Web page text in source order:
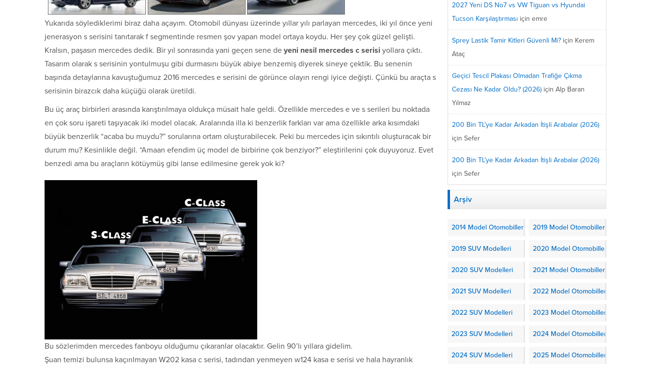
Yukarıda söylediklerimi biraz daha açayım. Otomobil dünyası üzerinde yıllar yılı parlayan mercedes, iki yıl önce yeni
jenerasyon s serisini tanıtarak f segmentinde resmen şov yapan model ortaya koydu. Her şey çok güzel gelişti.
Kralsın, paşasın mercedes dedik. Bir yıl sonrasında yani geçen sene de yeni nesil mercedes c serisi yollara çıktı.
Tasarım olarak s serisinin yontulmuşu gibi durmasını büyük abiye benzemiş diyerek sineye çektik. Bu senenin
başında detaylarına kavuştuğumuz 2016 mercedes e serisini de görünce olayın rengi iyice değişti. Çünkü bu araçta s
serisinin birazcık daha küçüğü olarak üretildi.
Bu üç araç birbirleri arasında karıştırılmaya oldukça müsait hale geldi. Özellikle mercedes e ve s serileri bu noktada
en çok soru işareti taşıyacak iki model olacak. Aralarında illa ki benzerlik farkları var ama özellikle arka kısımdaki
büyük benzerlik “acaba bu muydu?” sorularına ortam oluşturabilecek. Peki bu mercedes için sıkıntılı oluşturacak bir
durum mu? Kesinlikle değil. “Amaan efendim üç model de birbirine çok benziyor?” eleştirilerini çok duyuyoruz. Evet
benzedi ama bu araçların kötüymüş gibi lanse edilmesine gerek yok ki?
Bu sözlerimden mercedes fanboyu olduğumu çıkaranlar olacaktır. Gelin 90’lı yıllara gidelim.
Şuan temizi bulunsa kaçırılmayan W202 kasa c serisi, tadından yenmeyen w124 kasa e serisi ve hala hayranlık
2027 Yeni DS No7 vs VW Tiguan vs Hyundai
Tucson Karşılaştırması için emre
Sprey Lastik Tamir Kitleri Güvenli Mi? için Kerem
Ataç
Geçici Tescil Plakası Olmadan Trafiğe Çıkma
Cezası Ne Kadar Oldu? (2026) için Alp Baran
Yılmaz
200 Bin TL’ye Kadar Arkadan İtişli Arabalar (2026)
için Sefer
200 Bin TL’ye Kadar Arkadan İtişli Arabalar (2026)
için Sefer
Arşiv
2014 Model Otomobiller 2019 Model Otomobiller
2019 SUV Modelleri 2020 Model Otomobiller
2020 SUV Modelleri 2021 Model Otomobiller
2021 SUV Modelleri 2022 Model Otomobiller
2022 SUV Modelleri 2023 Model Otomobiller
2023 SUV Modelleri 2024 Model Otomobiller
2024 SUV Modelleri 2025 Model Otomobiller